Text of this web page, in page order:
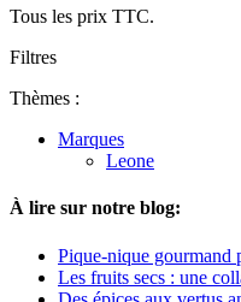
Tous les prix TTC.
Filtres
Thèmes :
Marques
Leone
À lire sur notre blog:
Pique-nique gourmand
Les fruits secs : une